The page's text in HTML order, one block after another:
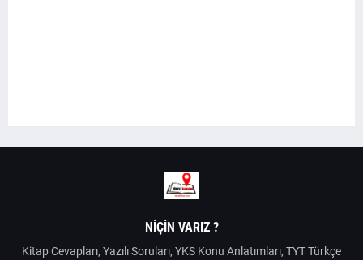
NIÇIN VARIZ ?
Kitap Cevapları, Yazılı Soruları, YKS Konu Anlatımları, TYT Türkçe